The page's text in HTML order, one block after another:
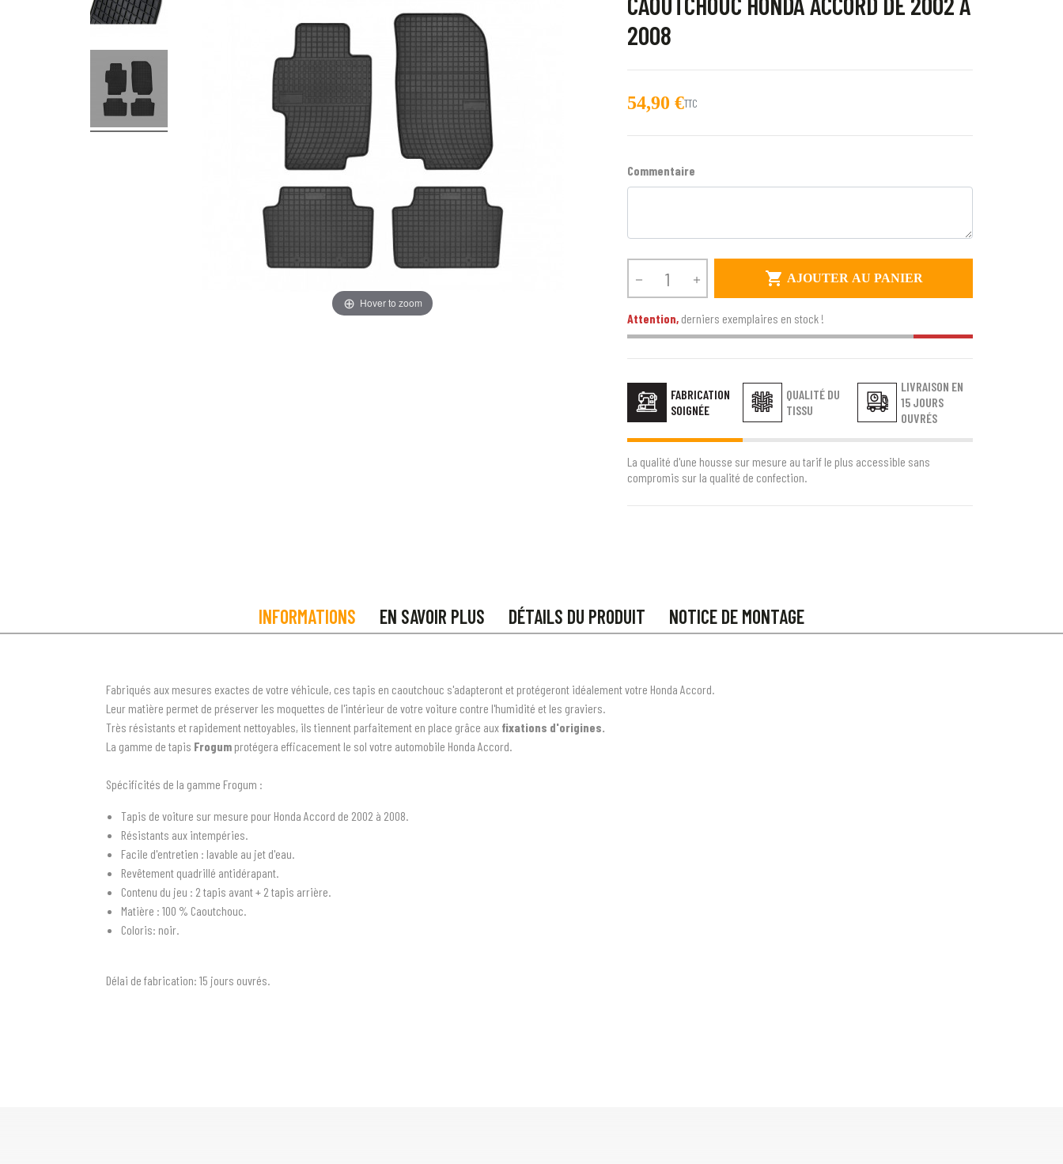
Hover to zoom
2008
54,90 €TTC
Commentaire
   AJOUTER AU PANIER
Attention, derniers exemplaires en stock !
FABRICATION
SOIGNÉE
QUALITÉ DU
TISSU
LIVRAISON EN
15 JOURS
OUVRÉS
La qualité d'une housse sur mesure au tarif le plus accessible sans
compromis sur la qualité de confection.
INFORMATIONS EN SAVOIR PLUS DÉTAILS DU PRODUIT NOTICE DE MONTAGE
Fabriqués aux mesures exactes de votre véhicule, ces tapis en caoutchouc s'adapteront et protégeront idéalement votre Honda Accord.
Leur matière permet de préserver les moquettes de l'intérieur de votre voiture contre l'humidité et les graviers.
Très résistants et rapidement nettoyables, ils tiennent parfaitement en place grâce aux fixations d'origines.
La gamme de tapis Frogum protégera efficacement le sol votre automobile Honda Accord.
Spécificités de la gamme Frogum :
Tapis de voiture sur mesure pour Honda Accord de 2002 à 2008.
Résistants aux intempéries.
Facile d'entretien : lavable au jet d'eau.
Revêtement quadrillé antidérapant.
Contenu du jeu : 2 tapis avant + 2 tapis arrière.
Matière : 100 % Caoutchouc.
Coloris: noir.
Délai de fabrication: 15 jours ouvrés.